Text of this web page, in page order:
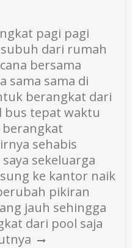
pagi pagi
dari rumah
bersama
sama sama di
berangkat dari
bus tepat waktu
sehabis
sekeluarga
ke kantor naik
pikiran
jauh sehingga
dari pool saja